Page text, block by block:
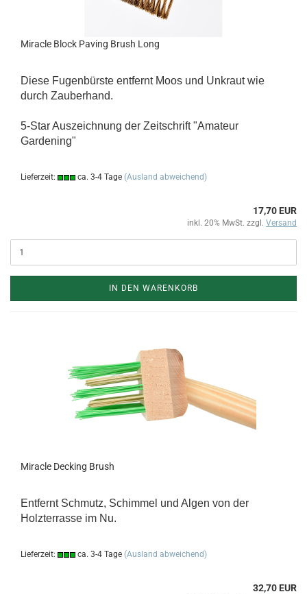
Miracle Block Paving Brush Long
Diese Fugenbürste entfernt Moos und Unkraut wie
durch Zauberhand.
5-Star Auszeichnung der Zeitschrift "Amateur
Gardening"
Lieferzeit: ca. 3-4 Tage (Ausland abweichend)
17,70 EUR
inkl. 20% MwSt. zzgl. Versand
IN DEN WARENKORB
Miracle Decking Brush
Entfernt Schmutz, Schimmel und Algen von der
Holzterrasse im Nu.
Lieferzeit: ca. 3-4 Tage (Ausland abweichend)
32,70 EUR